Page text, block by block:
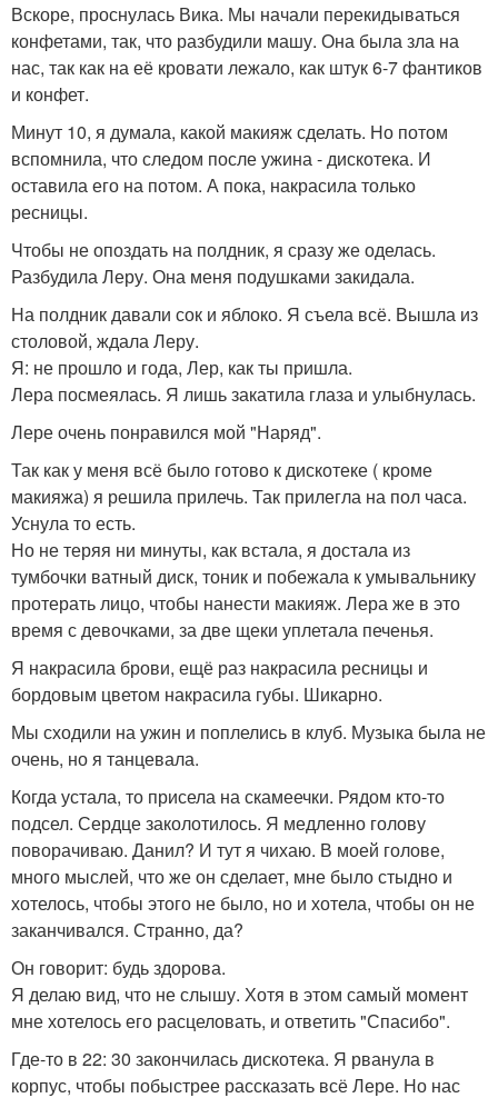
Вскоре, проснулась Вика. Мы начали перекидываться
конфетами, так, что разбудили машу. Она была зла на
нас, так как на её кровати лежало, как штук 6-7 фантиков
и конфет.
Минут 10, я думала, какой макияж сделать. Но потом
вспомнила, что следом после ужина - дискотека. И
оставила его на потом. А пока, накрасила только
ресницы.
Чтобы не опоздать на полдник, я сразу же оделась.
Разбудила Леру. Она меня подушками закидала.
На полдник давали сок и яблоко. Я съела всё. Вышла из
столовой, ждала Леру.
Я: не прошло и года, Лер, как ты пришла.
Лера посмеялась. Я лишь закатила глаза и улыбнулась.
Лере очень понравился мой "Наряд".
Так как у меня всё было готово к дискотеке ( кроме
макияжа) я решила прилечь. Так прилегла на пол часа.
Уснула то есть.
Но не теряя ни минуты, как встала, я достала из
тумбочки ватный диск, тоник и побежала к умывальнику
протерать лицо, чтобы нанести макияж. Лера же в это
время с девочками, за две щеки уплетала печенья.
Я накрасила брови, ещё раз накрасила ресницы и
бордовым цветом накрасила губы. Шикарно.
Мы сходили на ужин и поплелись в клуб. Музыка была не
очень, но я танцевала.
Когда устала, то присела на скамеечки. Рядом кто-то
подсел. Сердце заколотилось. Я медленно голову
поворачиваю. Данил? И тут я чихаю. В моей голове,
много мыслей, что же он сделает, мне было стыдно и
хотелось, чтобы этого не было, но и хотела, чтобы он не
заканчивался. Странно, да?
Он говорит: будь здорова.
Я делаю вид, что не слышу. Хотя в этом самый момент
мне хотелось его расцеловать, и ответить "Спасибо".
Где-то в 22: 30 закончилась дискотека. Я рванула в
корпус, чтобы побыстрее рассказать всё Лере. Но нас